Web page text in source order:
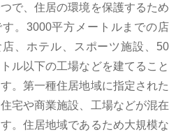
で、住居の環境を保護するため
。3000平方メートルまでの店
店、ホテル、スポーツ施設、50
ル以下の工場などを建てること
。第一種住居地域に指定された
宅や商業施設、工場などが混在
。住居地域であるため大規模な